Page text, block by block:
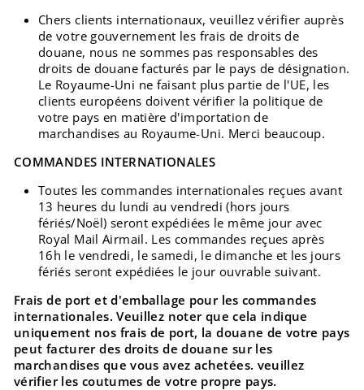
Chers clients internationaux, veuillez vérifier auprès
de votre gouvernement les frais de droits de
douane, nous ne sommes pas responsables des
droits de douane facturés par le pays de désignation.
Le Royaume-Uni ne faisant plus partie de l'UE, les
clients européens doivent vérifier la politique de
votre pays en matière d'importation de
marchandises au Royaume-Uni. Merci beaucoup.
COMMANDES INTERNATIONALES
Toutes les commandes internationales reçues avant
13 heures du lundi au vendredi (hors jours
fériés/Noël) seront expédiées le même jour avec
Royal Mail Airmail. Les commandes reçues après
16h le vendredi, le samedi, le dimanche et les jours
fériés seront expédiées le jour ouvrable suivant.
Frais de port et d'emballage pour les commandes
internationales. Veuillez noter que cela indique
uniquement nos frais de port, la douane de votre pays
peut facturer des droits de douane sur les
marchandises que vous avez achetées. veuillez
vérifier les coutumes de votre propre pays.